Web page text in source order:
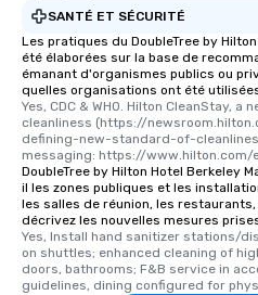
SANTÉ ET SÉCURITÉ
Les pratiques du DoubleTree by
été élaborées sur la base de
émanant d'organismes publics ou
quelles organisations ont été
Yes, CDC & WHO. Hilton CleanStay,
cleanliness (https://
defining-new-standard-of-
messaging: https://
DoubleTree by Hilton Hotel
il les zones publiques et les
les salles de réunion, les
décrivez les nouvelles mesures
Yes, Install hand sanitizer stations/
on shuttles; enhanced cleaning of
doors, bathrooms; F&B service in
guidelines, dining configured for